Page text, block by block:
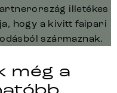
illetékes
hogy a kivitt faipari
származnak.
még a